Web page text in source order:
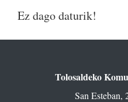
Ez dago daturik!
Tolosaldeko
San Esteban,